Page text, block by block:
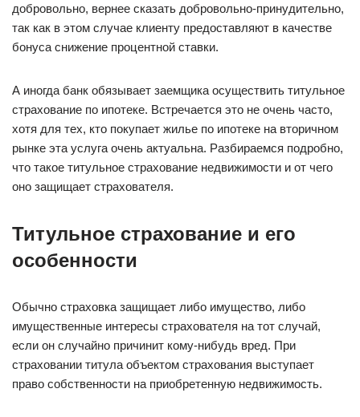
добровольно, вернее сказать добровольно-принудительно,
так как в этом случае клиенту предоставляют в качестве
бонуса снижение процентной ставки.
А иногда банк обязывает заемщика осуществить титульное
страхование по ипотеке. Встречается это не очень часто,
хотя для тех, кто покупает жилье по ипотеке на вторичном
рынке эта услуга очень актуальна. Разбираемся подробно,
что такое титульное страхование недвижимости и от чего
оно защищает страхователя.
Титульное страхование и его
особенности
Обычно страховка защищает либо имущество, либо
имущественные интересы страхователя на тот случай,
если он случайно причинит кому-нибудь вред. При
страховании титула объектом страхования выступает
право собственности на приобретенную недвижимость.